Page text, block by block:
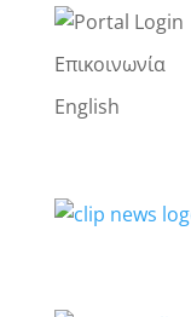
Επικοινωνία
English